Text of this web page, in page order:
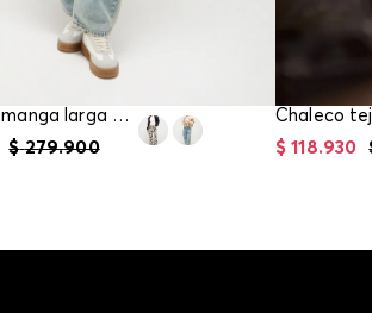
Chaqueta manga larga para mujer
$ 279.900 $ 118.930